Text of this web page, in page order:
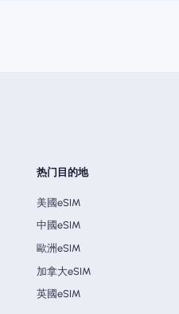
热门目的地
美國eSIM
中國eSIM
歐洲eSIM
加拿大eSIM
英國eSIM